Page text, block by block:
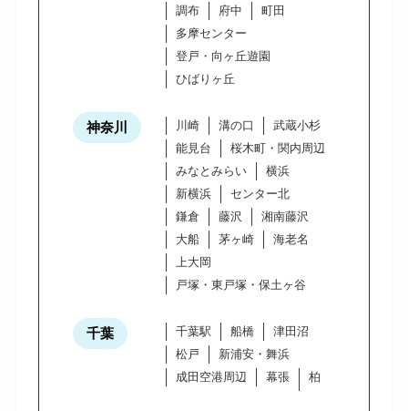
調布
府中
町田
多摩センター
登戸・向ヶ丘遊園
ひばりヶ丘
神奈川 川崎 溝の口
武蔵小杉
能見台
桜木町・関内周辺
みなとみらい
横浜
新横浜
センター北
鎌倉
藤沢
湘南藤沢
大船
茅ヶ崎
海老名
上大岡
戸塚・東戸塚・保土ヶ谷
千葉 千葉駅 船橋
津田沼
松戸
新浦安・舞浜
成田空港周辺
幕張 柏